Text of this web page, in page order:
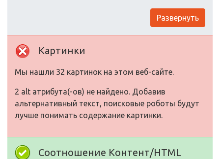
Развернуть
Картинки
Мы нашли 32 картинок на этом веб-сайте.
2 alt атрибута(-ов) не найдено. Добавив
альтернативный текст, поисковые роботы будут
лучше понимать содержание картинки.
Соотношение Контент/HTML